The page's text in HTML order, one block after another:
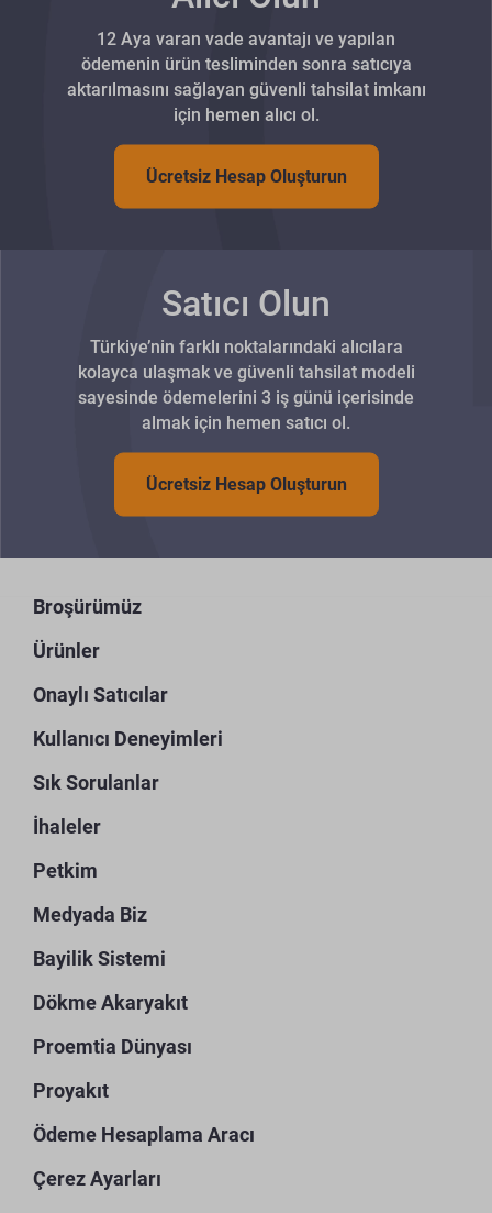
12 Aya varan vade avantajı ve yapılan
ödemenin ürün tesliminden sonra satıcıya
aktarılmasını sağlayan güvenli tahsilat imkanı
için hemen alıcı ol.
Ücretsiz Hesap Oluşturun
Satıcı Olun
Türkiye’nin farklı noktalarındaki alıcılara
kolayca ulaşmak ve güvenli tahsilat modeli
sayesinde ödemelerini 3 iş günü içerisinde
almak için hemen satıcı ol.
Ücretsiz Hesap Oluşturun
Broşürümüz
Ürünler
Onaylı Satıcılar
Kullanıcı Deneyimleri
Sık Sorulanlar
İhaleler
Petkim
Medyada Biz
Bayilik Sistemi
Dökme Akaryakıt
Proemtia Dünyası
Proyakıt
Ödeme Hesaplama Aracı
Çerez Ayarları